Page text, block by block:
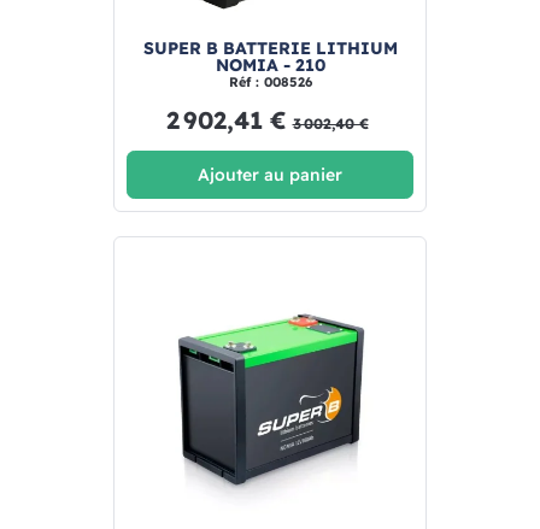
SUPER B BATTERIE LITHIUM
NOMIA - 210
Réf : 008526
2 902,41 € 3 002,40 €
Ajouter au panier